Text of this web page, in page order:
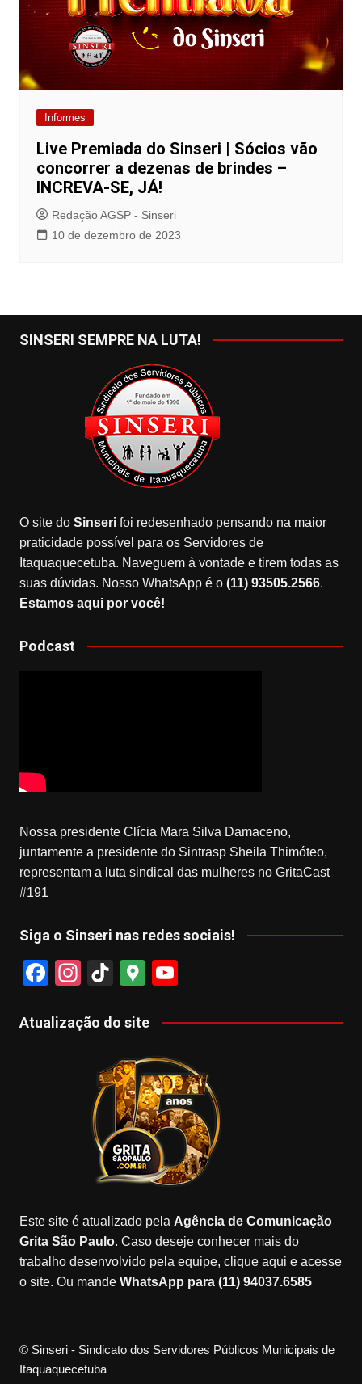
Informes
Live Premiada do Sinseri | Sócios vão
concorrer a dezenas de brindes –
INCREVA-SE, JÁ!
Redação AGSP - Sinseri
10 de dezembro de 2023
SINSERI SEMPRE NA LUTA!
O site do Sinserifoi redesenhado pensando na maior
praticidade possível para os Servidores de
Itaquaquecetuba. Naveguem à vontade e tirem todas as
suas dúvidas. Nosso WhatsApp é o (11) 93505.2566.
Estamos aqui por você!
Podcast
Nossa presidente Clícia Mara Silva Damaceno,
juntamente a presidente do Sintrasp Sheila Thimóteo,
representam a luta sindical das mulheres no GritaCast
#191
Siga o Sinseri nas redes sociais!
F
c
In
a
m
Ti
T
k
G
o
gl
e
M
a
p
s
u
u
b
e
Atualização do site
Este site é atualizado pela Agência de Comunicação
Grita São Paulo. Caso deseje conhecer mais do
trabalho desenvolvido pela equipe, clique aqui e acesse
o site. Ou mande WhatsApp para (11) 94037.6585
© Sinseri - Sindicato dos Servidores Públicos Municipais de
Itaquaquecetuba